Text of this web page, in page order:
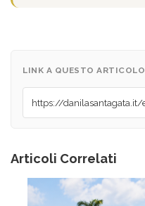
LINK A QUESTO ARTICOLO
Articoli Correlati